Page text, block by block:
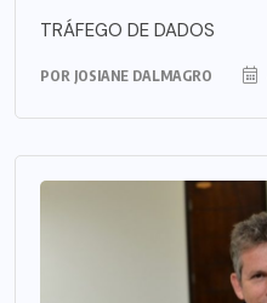
TRÁFEGO DE DADOS
POR JOSIANE DALMAGRO